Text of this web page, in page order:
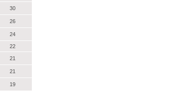
30
26
24
22
21
21
19